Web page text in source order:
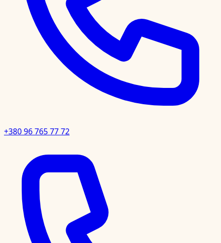
+380 96 765 77 72